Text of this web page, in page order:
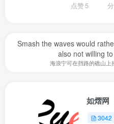
点赞5
Smash the waves would
also not willing
海浪宁可在挡路的礁山上
如熠网
3042